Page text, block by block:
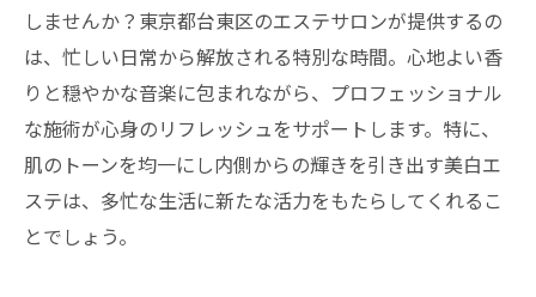
しませんか？東京都台東区のエステサロンが提供するの
は、忙しい日常から解放される特別な時間。心地よい香
りと穏やかな音楽に包まれながら、プロフェッショナル
な施術が心身のリフレッシュをサポートします。特に、
肌のトーンを均一にし内側からの輝きを引き出す美白エ
ステは、多忙な生活に新たな活力をもたらしてくれるこ
とでしょう。